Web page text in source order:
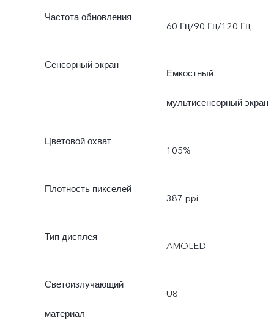
Частота обновления
60 Гц/90 Гц/120 Гц
Сенсорный экран
Емкостный
мультисенсорный экран
Цветовой охват
105%
Плотность пикселей
387 ppi
Тип дисплея
AMOLED
Светоизлучающий
материал
U8